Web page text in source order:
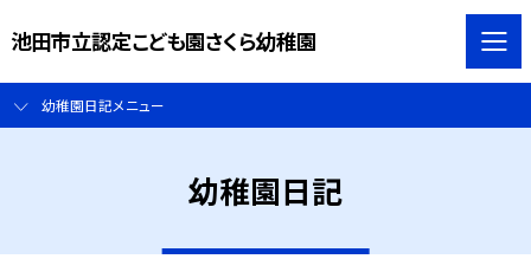
池田市立認定こども園さくら幼稚園
幼稚園日記メニュー
幼稚園日記